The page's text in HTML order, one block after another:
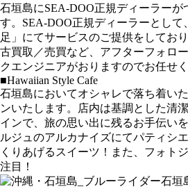
石垣島にSEA-DOO正規ディーラーが
す。SEA-DOO正規ディーラーとし
足」にてサービスのご提供をしてお
古買取／売買など、アフターフォロ
クエンジニアがおりますのでお任せく
■Hawaiian Style Cafe
石垣島においてオシャレで落ち着い
ンいたします。店内は基調とした清
インで、旅の思い出に残るお手伝い
ルジュのアルカナイズにてパティシ
くりあげるスイーツ！また、フォト
注目！